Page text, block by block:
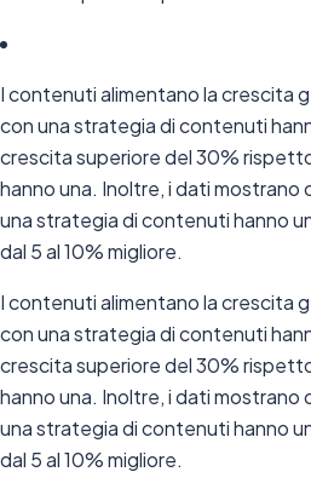
I contenuti alimentano la crescita
con una strategia di contenuti
crescita superiore del 30%
hanno una. Inoltre, i dati mostrano
una strategia di contenuti hanno
dal 5 al 10% migliore.
I contenuti alimentano la crescita
con una strategia di contenuti
crescita superiore del 30%
hanno una. Inoltre, i dati mostrano
una strategia di contenuti hanno
dal 5 al 10% migliore.